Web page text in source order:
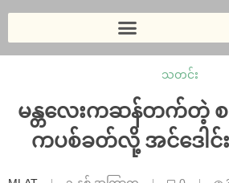
သတင်း
မန္တလေးကဆန်တက်တဲ့ စ
ကပစ်ခတ်လို့ အင်ဒေါင်း